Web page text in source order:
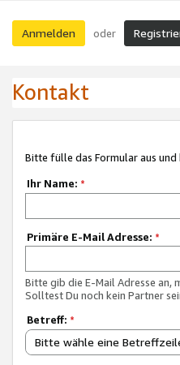
Anmelden oder
Kontakt
Bitte fülle das Formular aus und
Ihr Name: *
Primäre E-Mail Adresse: *
Bitte gib die E-Mail Adresse an,
Solltest Du noch kein Partner
Betreff: *
Bitte wähle eine